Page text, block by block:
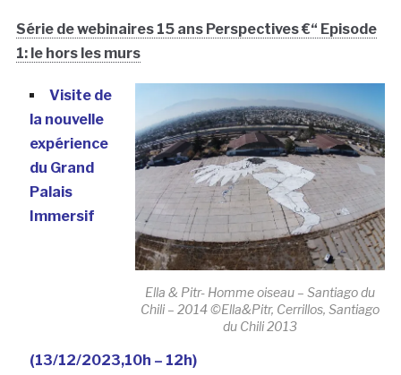
Série de webinaires 15 ans Perspectives €“ Episode
1: le hors les murs
Ella & Pitr- Homme oiseau – Santiago du
Chili – 2014 ©Ella&Pitr, Cerrillos, Santiago
du Chili 2013
Visite de
la nouvelle
expérience
du Grand
Palais
Immersif
(13/12/2023,10h – 12h)